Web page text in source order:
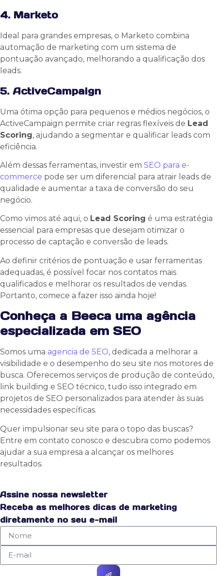
4. Marketo
Ideal para grandes empresas, o Marketo combina
automação de marketing com um sistema de
pontuação avançado, melhorando a qualificação dos
leads.
5. ActiveCampaign
Uma ótima opção para pequenos e médios negócios, o
ActiveCampaign permite criar regras flexíveis de Lead
Scoring, ajudando a segmentar e qualificar leads com
eficiência.
Além dessas ferramentas, investir em SEO para e-
commerce pode ser um diferencial para atrair leads de
qualidade e aumentar a taxa de conversão do seu
negócio.
Como vimos até aqui, o Lead Scoring é uma estratégia
essencial para empresas que desejam otimizar o
processo de captação e conversão de leads.
Ao definir critérios de pontuação e usar ferramentas
adequadas, é possível focar nos contatos mais
qualificados e melhorar os resultados de vendas.
Portanto, comece a fazer isso ainda hoje!
Conheça a Beeca uma agência
especializada em SEO
Somos uma agencia de SEO, dedicada a melhorar a
visibilidade e o desempenho do seu site nos motores de
busca. Oferecemos serviços de produção de conteúdo,
link building e SEO técnico, tudo isso integrado em
projetos de SEO personalizados para atender às suas
necessidades específicas.
Quer impulsionar seu site para o topo das buscas?
Entre em contato conosco e descubra como podemos
ajudar a sua empresa a alcançar os melhores
resultados.
Assine nossa newsletter
Receba as melhores dicas de marketing
diretamente no seu e-mail